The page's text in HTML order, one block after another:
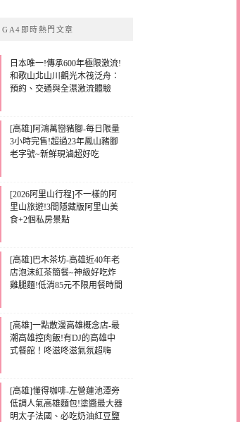
GA4即時熱門文章
日本唯一!傳承600年極限激流!
和歌山北山川觀光木筏泛舟：
預約、交通與全濕激流體驗
[高雄]阿鴻萬巒豬腳-每日限量
3小時完售!超過23年鳳山豬腳
老字號~新鮮現滷超好吃
[2026阿里山行程]不一樣的阿
里山旅遊!3間隱藏版阿里山美
食+2個私房景點
[高雄]巴木茶坊-高雄近40年老
店泡沫紅茶簡餐~神級好吃炸
雞腿麵!低消85元不限用餐時間
[高雄]一點散漫高雄概念店-最
潮高雄控肉飯!有DJ的高雄中
式餐館！咚滋咚滋氣氛超嗨
[高雄]懂得咖啡-左營蓮池潭旁
低調人氣高雄麵包!塗醬最大器
明太子法國、必吃奶油紅豆鹽